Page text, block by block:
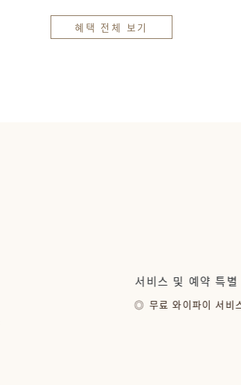
혜택 전체 보기
서비스 및 예약 특
무료 와이파이 서비